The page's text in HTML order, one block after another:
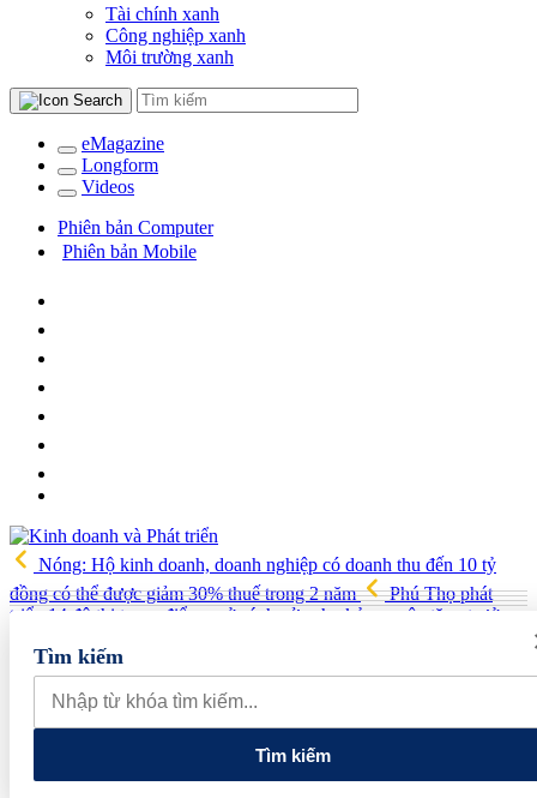
Tài chính xanh
Công nghiệp xanh
Môi trường xanh
eMagazine
Longform
Videos
Phiên bản Computer
Phiên bản Mobile
Nóng: Hộ kinh doanh, doanh nghiệp có doanh thu đến 10 tỷ
đồng có thể được giảm 30% thuế trong 2 năm
Phú Thọ phát
triển 14 đô thị trọng điểm, mở cánh cửa cho kỷ nguyên tăng trưởng
Vua quạt Trần Đình Tiệp: Từ bán quạt đến TikToker nổi
tiếng và vướng vòng lao lý
Vietnam Sport Show 2026 quy tụ
520 gian hàng, thúc đẩy kết nối ngành thể thao Việt Nam với thế
giới
Thiết kế kiến trúc biểu tượng của Newtown Diamond được
vinh danh tại Dot Property Awards 2026
Tìm kiếm
Tìm kiếm